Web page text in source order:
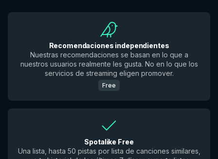
Recomendaciones independientes
Nuestras recomendaciones se basan en lo que a
nuestros usuarios realmente les gusta. No en lo que los
servicios de streaming eligen promover.
Free
Spotalike Free
Una lista, hasta 50 pistas por lista de canciones similares,